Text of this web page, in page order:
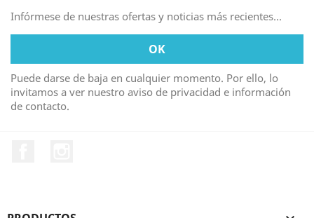
Infórmese de nuestras ofertas y noticias más recientes...
Puede darse de baja en cualquier momento. Por ello, lo
invitamos a ver nuestro aviso de privacidad e información
de contacto.